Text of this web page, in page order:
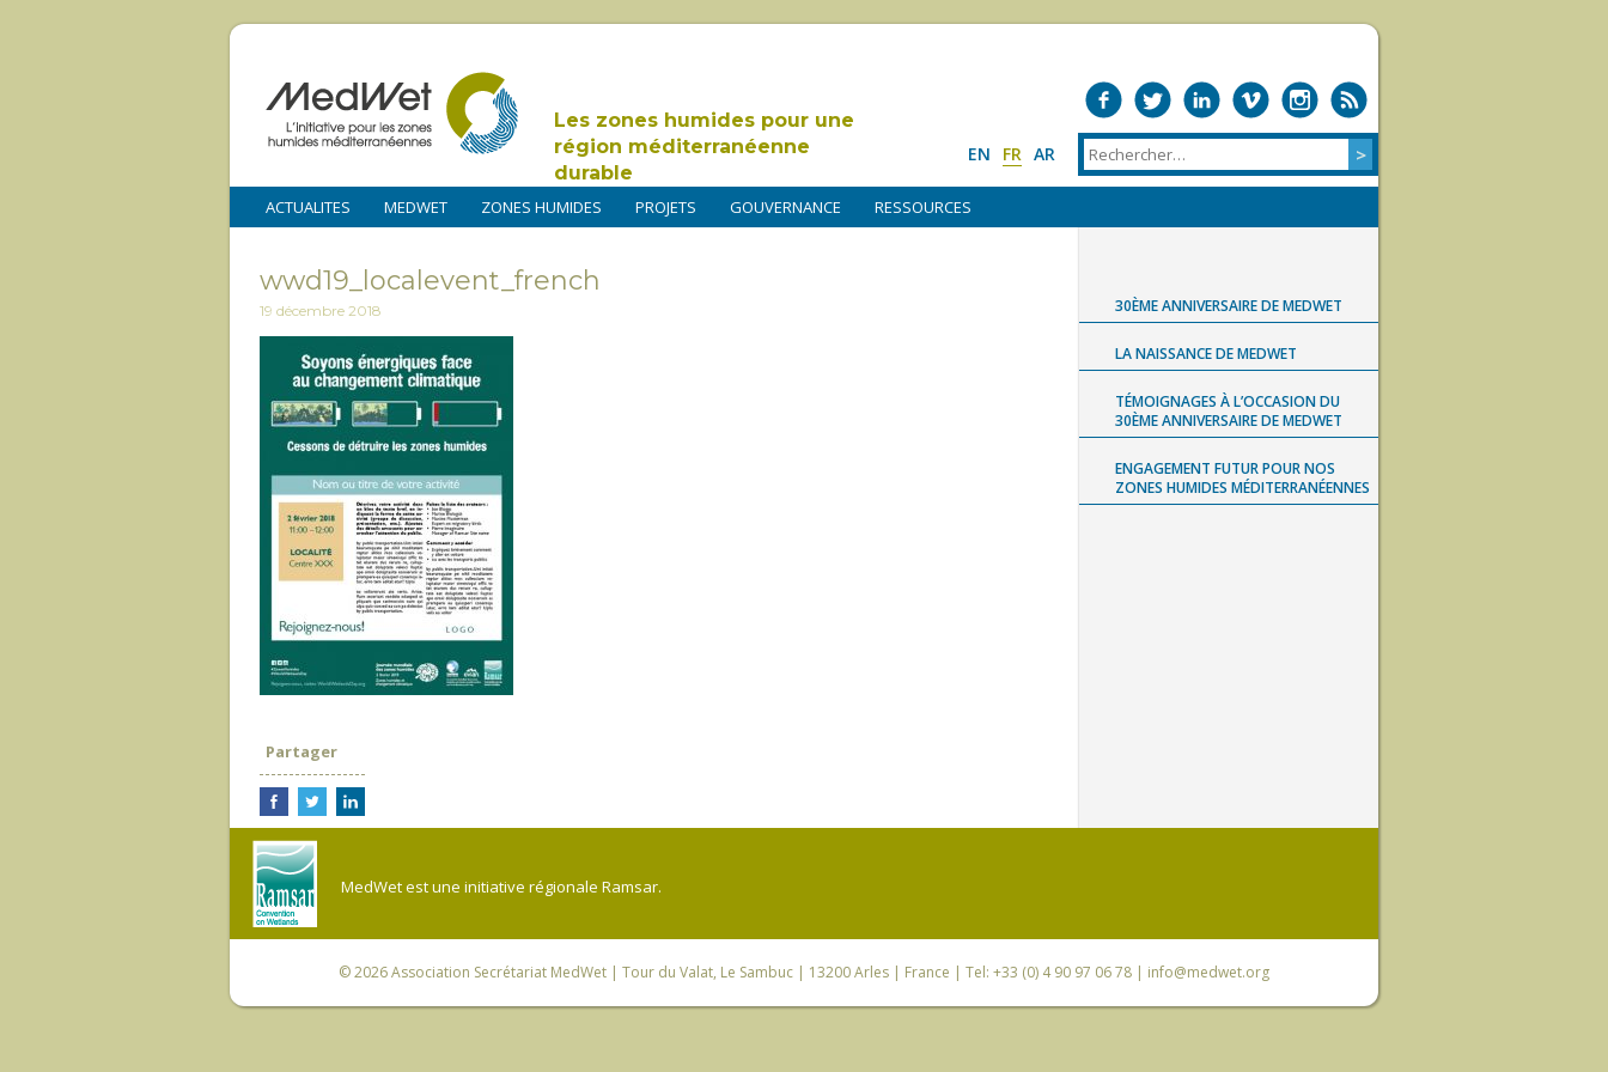
Les zones humides pour une
région méditerranéenne
durable
EN FR AR
ACTUALITES MEDWET ZONES HUMIDES PROJETS GOUVERNANCE RESSOURCES
wwd19_localevent_french
19 décembre 2018
Partager
30ÈME ANNIVERSAIRE DE MEDWET
LA NAISSANCE DE MEDWET
TÉMOIGNAGES À L’OCCASION DU
30ÈME ANNIVERSAIRE DE MEDWET
ENGAGEMENT FUTUR POUR NOS
ZONES HUMIDES MÉDITERRANÉENNES
MedWet est une initiative régionale Ramsar.
© 2026Association Secrétariat MedWet | Tour du Valat, Le Sambuc | 13200 Arles | France | Tel: +33 (0) 4 90 97 06 78 | info@medwet.org